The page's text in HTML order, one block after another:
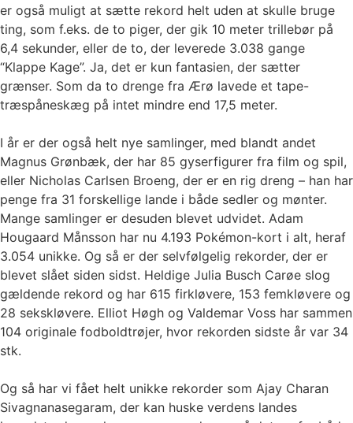
er også muligt at sætte rekord helt uden at skulle bruge
ting, som f.eks. de to piger, der gik 10 meter trillebør på
6,4 sekunder, eller de to, der leverede 3.038 gange
“Klappe Kage”. Ja, det er kun fantasien, der sætter
grænser. Som da to drenge fra Ærø lavede et tape-
træspåneskæg på intet mindre end 17,5 meter.
I år er der også helt nye samlinger, med blandt andet
Magnus Grønbæk, der har 85 gyserfigurer fra film og spil,
eller Nicholas Carlsen Broeng, der er en rig dreng – han har
penge fra 31 forskellige lande i både sedler og mønter.
Mange samlinger er desuden blevet udvidet. Adam
Hougaard Månsson har nu 4.193 Pokémon-kort i alt, heraf
3.054 unikke. Og så er der selvfølgelig rekorder, der er
blevet slået siden sidst. Heldige Julia Busch Carøe slog
gældende rekord og har 615 firkløvere, 153 femkløvere og
28 sekskløvere. Elliot Høgh og Valdemar Voss har sammen
104 originale fodboldtrøjer, hvor rekorden sidste år var 34
stk.
Og så har vi fået helt unikke rekorder som Ajay Charan
Sivagnanasegaram, der kan huske verdens landes